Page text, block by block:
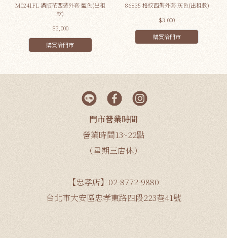
M0241FL 滿版花西裝外套 藍色(出租
款)
$3,000
購買洽門市
86835 格紋西裝外套 灰色(出租款)
$3,000
購買洽門市
門市營業時間
營業時間13~22點
（星期三店休）
【忠孝店】02-8772-9880
台北市大安區忠孝東路四段223巷41號